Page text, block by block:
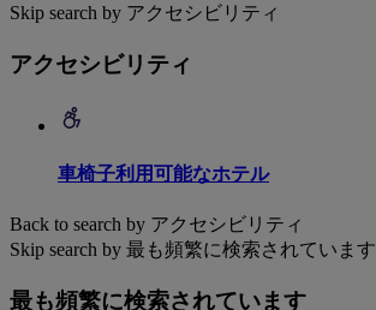
Skip search by アクセシビリティ
アクセシビリティ
車椅子利用可能なホテル
Back to search by アクセシビリティ
Skip search by 最も頻繁に検索されています
最も頻繁に検索されています